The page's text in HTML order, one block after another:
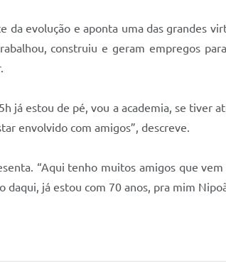
da evolução e aponta uma das grandes
construiu e geram empregos
já estou de pé, vou a academia, se tiver
envolvido com amigos”, descreve.
“Aqui tenho muitos amigos que
já estou com 70 anos, pra mim